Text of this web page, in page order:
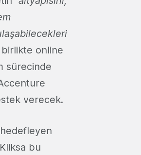
online
sürecinde
verecek.
bu